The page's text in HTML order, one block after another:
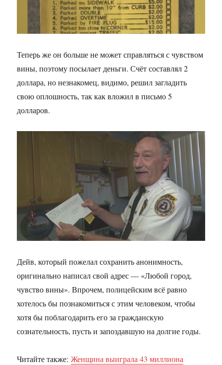
Теперь же он больше не может справляться с чувством
вины, поэтому посылает деньги. Счёт составлял 2
доллара, но незнакомец, видимо, решил загладить
свою оплошность, так как вложил в письмо 5
долларов.
Дейв, который пожелал сохранить анонимность,
оригинально написал свой адрес — «Любой город,
чувство вины». Впрочем, полицейским всё равно
хотелось бы познакомиться с этим человеком, чтобы
хотя бы поблагодарить его за гражданскую
сознательность, пусть и запоздавшую на долгие годы.
Читайте также:Женщина выиграла 43 миллиона